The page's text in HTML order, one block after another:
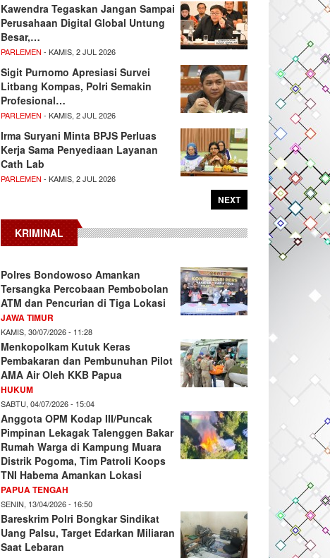
Kawendra Tegaskan Jangan Sampai
Perusahaan Digital Global Untung
Besar,…
PARLEMEN - KAMIS, 2 JUL 2026
Sigit Purnomo Apresiasi Survei
Litbang Kompas, Polri Semakin
Profesional…
PARLEMEN - KAMIS, 2 JUL 2026
Irma Suryani Minta BPJS Perluas
Kerja Sama Penyediaan Layanan
Cath Lab
PARLEMEN - KAMIS, 2 JUL 2026
NEXT
KRIMINAL
Polres Bondowoso Amankan
Tersangka Percobaan Pembobolan
ATM dan Pencurian di Tiga Lokasi
JAWA TIMUR
KAMIS, 30/07/2026 - 11:28
Menkopolkam Kutuk Keras
Pembakaran dan Pembunuhan Pilot
AMA Air Oleh KKB Papua
HUKUM
SABTU, 04/07/2026 - 15:04
Anggota OPM Kodap III/Puncak
Pimpinan Lekagak Talenggen Bakar
Rumah Warga di Kampung Muara
Distrik Pogoma, Tim Patroli Koops
TNI Habema Amankan Lokasi
PAPUA TENGAH
SENIN, 13/04/2026 - 16:50
Bareskrim Polri Bongkar Sindikat
Uang Palsu, Target Edarkan Miliaran
Saat Lebaran